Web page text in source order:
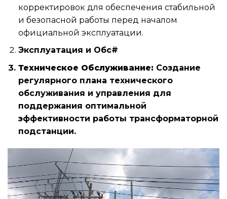
корректировок для обеспечения стабильной
и безопасной работы перед началом
официальной эксплуатации.
Эксплуатация и Обс#
Техническое Обслуживание: Создание
регулярного плана технического
обслуживания и управления для
поддержания оптимальной
эффективности работы трансформаторной
подстанции.